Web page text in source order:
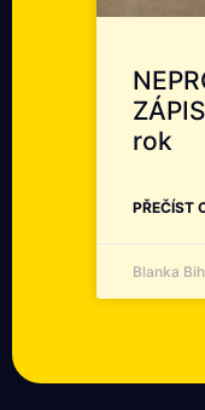
rok
PŘEČÍST
Blanka